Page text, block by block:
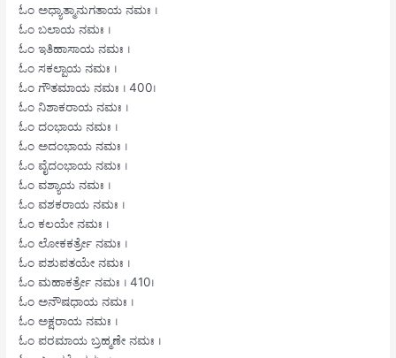
ಓಂ ಅಧ್ಯಾತ್ಮಾನುಗತಾಯ ನಮಃ ।
ಓಂ ಬಲಾಯ ನಮಃ ।
ಓಂ ಇತಿಹಾಸಾಯ ನಮಃ ।
ಓಂ ಸಕಲ್ಪಾಯ ನಮಃ ।
ಓಂ ಗೌತಮಾಯ ನಮಃ । 400।
ಓಂ ನಿಶಾಕರಾಯ ನಮಃ ।
ಓಂ ದಂಭಾಯ ನಮಃ ।
ಓಂ ಅದಂಭಾಯ ನಮಃ ।
ಓಂ ವೈದಂಭಾಯ ನಮಃ ।
ಓಂ ವಶ್ಯಾಯ ನಮಃ ।
ಓಂ ವಶಕರಾಯ ನಮಃ ।
ಓಂ ಕಲಯೇ ನಮಃ ।
ಓಂ ಲೋಕಕರ್ತ್ರೇ ನಮಃ ।
ಓಂ ಪಶುಪತಯೇ ನಮಃ ।
ಓಂ ಮಹಾಕರ್ತ್ರೇ ನಮಃ । 410।
ಓಂ ಅನೌಷಧಾಯ ನಮಃ ।
ಓಂ ಅಕ್ಷರಾಯ ನಮಃ ।
ಓಂ ಪರಮಾಯ ಬ್ರಹ್ಮಣೇ ನಮಃ ।